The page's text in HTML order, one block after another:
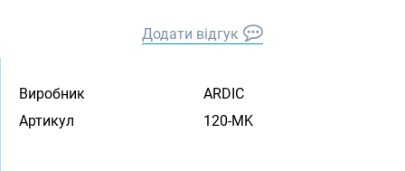
Додати відгук
Виробник
ARDIC
Артикул
120-MK